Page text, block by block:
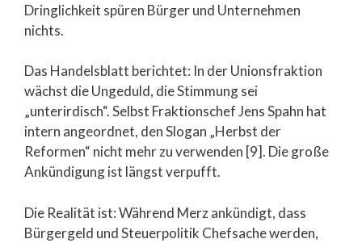
Dringlichkeit spüren Bürger und Unternehmen
nichts.
Das Handelsblatt berichtet: In der Unionsfraktion
wächst die Ungeduld, die Stimmung sei
„unterirdisch“. Selbst Fraktionschef Jens Spahn hat
intern angeordnet, den Slogan „Herbst der
Reformen“ nicht mehr zu verwenden [9]. Die große
Ankündigung ist längst verpufft.
Die Realität ist: Während Merz ankündigt, dass
Bürgergeld und Steuerpolitik Chefsache werden,